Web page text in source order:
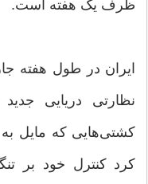
ظرف یک هفته است.
ایران در طول هفته
نظارتی دریایی
کشتی‌هایی که مایل به
کرد کنترل خود بر